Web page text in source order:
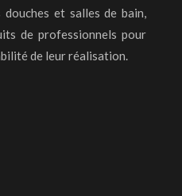
et salles de bain,
de professionnels pour
de leur réalisation.